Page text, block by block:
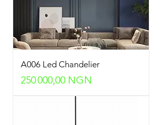
A006 Led Chandelier
Prix
250 000,00 NGN